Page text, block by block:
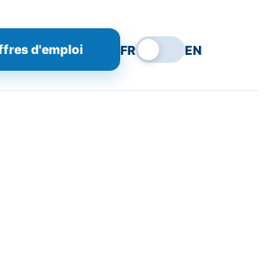
d'emploi FR EN